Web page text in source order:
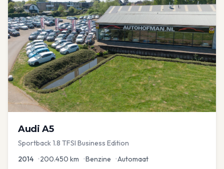
Audi A5
Sportback 1.8 TFSI Business Edition
2014 •200.450 km •Benzine •Automaat